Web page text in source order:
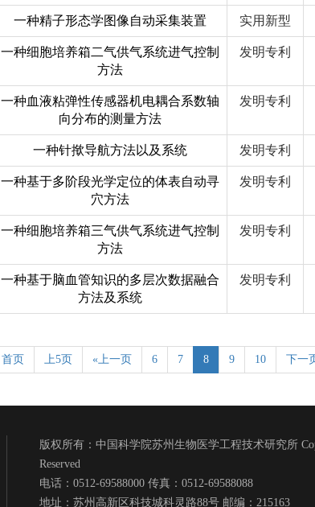
一种精子形态学图像自动采集装置 实用新型
一种细胞培养箱二气供气系统进气控制
方法
发明专利
一种血液粘弹性传感器机电耦合系数轴
向分布的测量方法
发明专利
一种针揿导航方法以及系统 发明专利
一种基于多阶段光学定位的体表自动寻
穴方法
发明专利
一种细胞培养箱三气供气系统进气控制
方法
发明专利
一种基于脑血管知识的多层次数据融合
方法及系统
发明专利
首页 上5页 «上一页 6 7 8 9 10 下一
版权所有：中国科学院苏州生物医学工程技术研究所
Reserved
电话：0512-69588000 传真：0512-69588088
地址：苏州高新区科技城科灵路88号 邮编：215163